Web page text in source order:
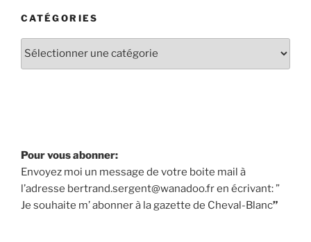
CATÉGORIES
Pour vous abonner:
Envoyez moi un message de votre boite mail à
l’adresse bertrand.sergent@wanadoo.fr en écrivant: ”
Je souhaite m’ abonner à la gazette de Cheval-Blanc”